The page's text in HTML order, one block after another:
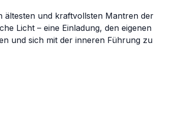
ältesten und kraftvollsten Mantren der
Licht – eine Einladung, den eigenen
und sich mit der inneren Führung zu